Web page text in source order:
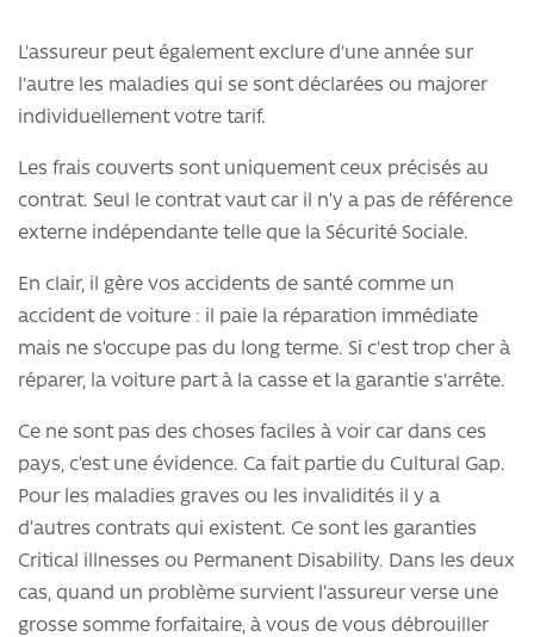
L'assureur peut également exclure d'une année sur
l'autre les maladies qui se sont déclarées ou majorer
individuellement votre tarif.
Les frais couverts sont uniquement ceux précisés au
contrat. Seul le contrat vaut car il n’y a pas de référence
externe indépendante telle que la Sécurité Sociale.
En clair, il gère vos accidents de santé comme un
accident de voiture : il paie la réparation immédiate
mais ne s’occupe pas du long terme. Si c'est trop cher à
réparer, la voiture part à la casse et la garantie s'arrête.
Ce ne sont pas des choses faciles à voir car dans ces
pays, c’est une évidence. Ca fait partie du Cultural Gap.
Pour les maladies graves ou les invalidités il y a
d’autres contrats qui existent. Ce sont les garanties
Critical illnesses ou Permanent Disability. Dans les deux
cas, quand un problème survient l’assureur verse une
grosse somme forfaitaire, à vous de vous débrouiller